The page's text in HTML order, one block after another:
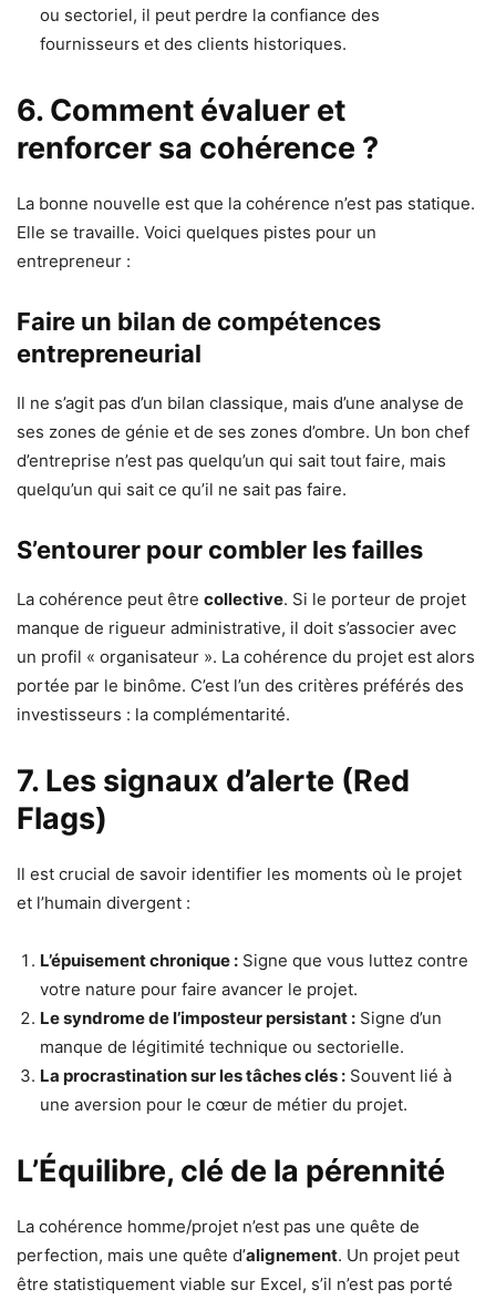
ou sectoriel, il peut perdre la confiance des
fournisseurs et des clients historiques.
6. Comment évaluer et
renforcer sa cohérence ?
La bonne nouvelle est que la cohérence n’est pas statique.
Elle se travaille. Voici quelques pistes pour un
entrepreneur :
Faire un bilan de compétences
entrepreneurial
Il ne s’agit pas d’un bilan classique, mais d’une analyse de
ses zones de génie et de ses zones d’ombre. Un bon chef
d’entreprise n’est pas quelqu’un qui sait tout faire, mais
quelqu’un qui sait ce qu’il ne sait pas faire.
S’entourer pour combler les failles
La cohérence peut être collective. Si le porteur de projet
manque de rigueur administrative, il doit s’associer avec
un profil « organisateur ». La cohérence du projet est alors
portée par le binôme. C’est l’un des critères préférés des
investisseurs : la complémentarité.
7. Les signaux d’alerte (Red
Flags)
Il est crucial de savoir identifier les moments où le projet
et l’humain divergent :
L’épuisement chronique : Signe que vous luttez contre
votre nature pour faire avancer le projet.
Le syndrome de l’imposteur persistant : Signe d’un
manque de légitimité technique ou sectorielle.
La procrastination sur les tâches clés : Souvent lié à
une aversion pour le cœur de métier du projet.
L’Équilibre, clé de la pérennité
La cohérence homme/projet n’est pas une quête de
perfection, mais une quête d’alignement. Un projet peut
être statistiquement viable sur Excel, s’il n’est pas porté